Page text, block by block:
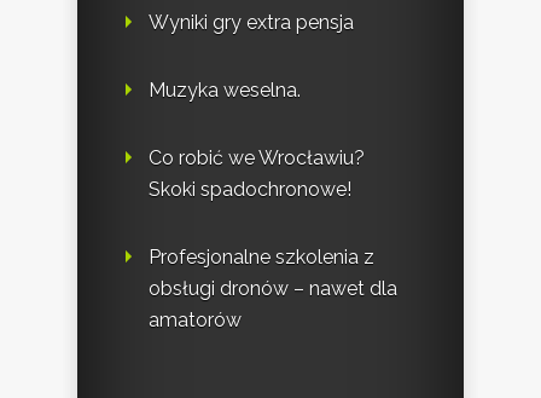
Wyniki gry extra pensja
Muzyka weselna.
Co robić we Wrocławiu?
Skoki spadochronowe!
Profesjonalne szkolenia z
obsługi dronów – nawet dla
amatorów